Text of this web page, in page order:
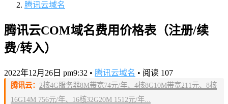
腾讯云域名
腾讯云COM域名费用价格表（注册/续
费/转入）
2022年12月26日 pm9:32 • 腾讯云域名 • 阅读 107
腾讯云： 2核4G服务器8M带宽74元/年、4核8G10M带宽211元、8核
16G14M 756元/年、16核32G20M 1512元/年...